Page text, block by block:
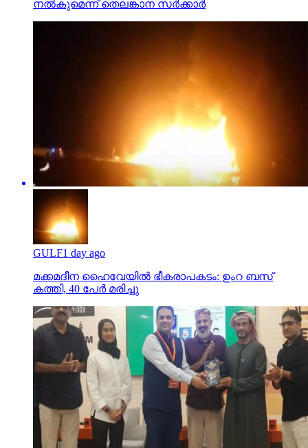
നല്‍കുമെന്ന് തെലങ്കാന സര്‍ക്കാര്‍
GULF1 day ago
മക്കമദീന ഹൈവേയില്‍ ഭീകരാപകടം: ഉംറ ബസ്
കത്തി, 40 പേര്‍ മരിച്ചു